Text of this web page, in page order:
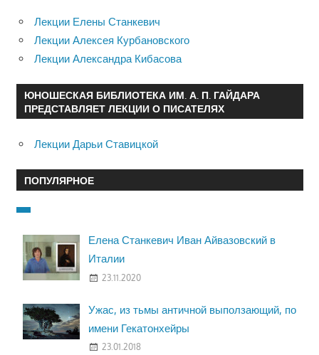
Лекции Елены Станкевич
Лекции Алексея Курбановского
Лекции Александра Кибасова
ЮНОШЕСКАЯ БИБЛИОТЕКА ИМ. А. П. ГАЙДАРА
ПРЕДСТАВЛЯЕТ ЛЕКЦИИ О ПИСАТЕЛЯХ
Лекции Дарьи Ставицкой
ПОПУЛЯРНОЕ
Елена Станкевич Иван Айвазовский в
Италии
23.11.2020
Ужас, из тьмы античной выползающий, по
имени Гекатонхейры
23.01.2018